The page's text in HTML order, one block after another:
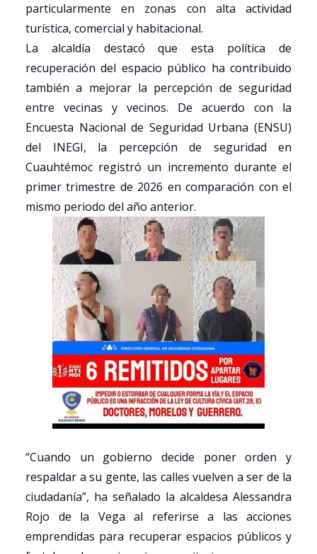
particularmente en zonas con alta actividad
turística, comercial y habitacional.
La alcaldía destacó que esta política de
recuperación del espacio público ha contribuido
también a mejorar la percepción de seguridad
entre vecinas y vecinos. De acuerdo con la
Encuesta Nacional de Seguridad Urbana (ENSU)
del INEGI, la percepción de seguridad en
Cuauhtémoc registró un incremento durante el
primer trimestre de 2026 en comparación con el
mismo periodo del año anterior.
“Cuando un gobierno decide poner orden y
respaldar a su gente, las calles vuelven a ser de la
ciudadanía”, ha señalado la alcaldesa Alessandra
Rojo de la Vega al referirse a las acciones
emprendidas para recuperar espacios públicos y